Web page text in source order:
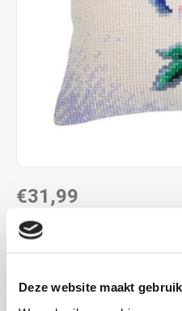
Deze website maakt
€31,99
DIRECT LEVERBAAR
voorbedruktLees meer